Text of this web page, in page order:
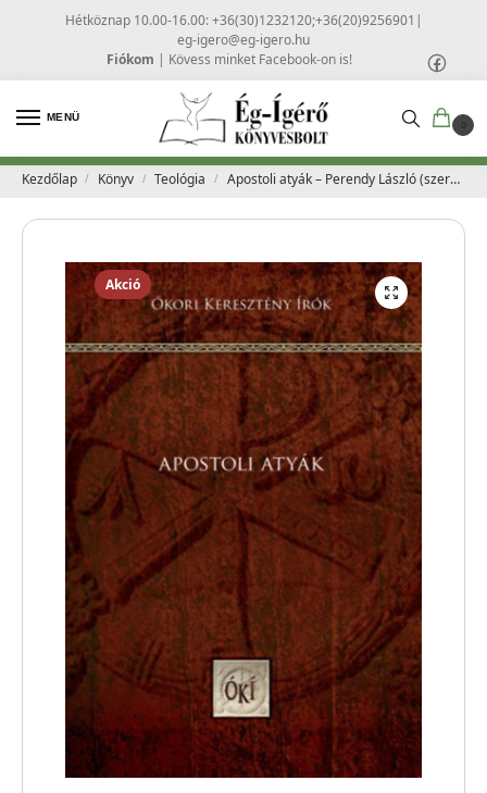
Hétköznap 10.00-16.00: +36(30)1232120;+36(20)9256901 |
eg-igero@eg-igero.hu
Fiókom | Kövess minket Facebook-on is!
MENÜ
0
Kezdőlap / Könyv / Teológia / Apostoli atyák – Perendy László (szerk.) – ÓKORI KERESZTÉNY ÍRÓK sorozat
Akció